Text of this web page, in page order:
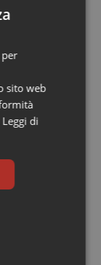
Ulcerosa
innovative
nuovi
sito web
Leggi di